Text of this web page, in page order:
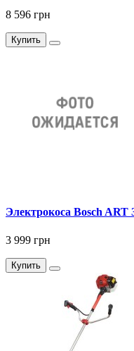
8 596 грн
Купить
Электрокоса Bosch ART
3 999 грн
Купить